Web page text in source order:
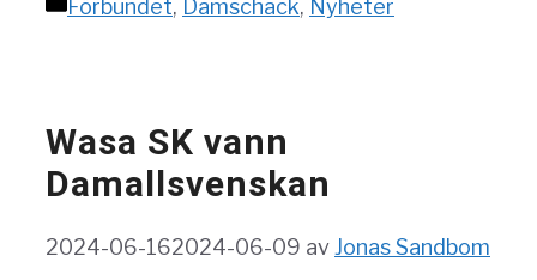
Förbundet, Damschack, Nyheter
Wasa SK vann
Damallsvenskan
2024-06-162024-06-09 avJonas Sandbom